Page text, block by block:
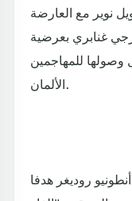
نوير مع العارضة
غنابري بعرضية
وصولها للمهاجمين
الألمان.
أنطونيو روديغر هدفا